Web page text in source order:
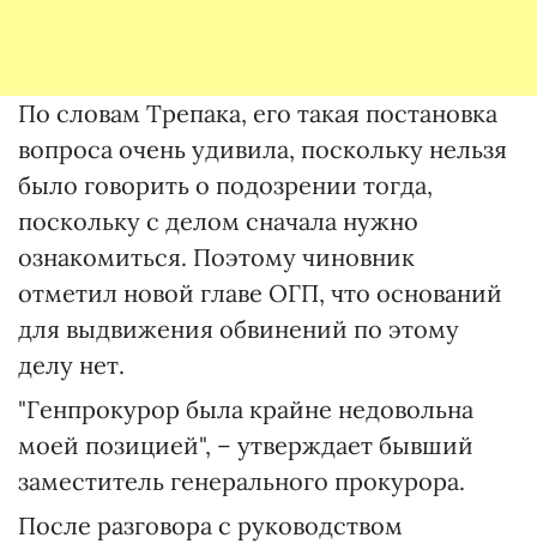
По словам Трепака, его такая постановка
вопроса очень удивила, поскольку нельзя
было говорить о подозрении тогда,
поскольку с делом сначала нужно
ознакомиться. Поэтому чиновник
отметил новой главе ОГП, что оснований
для выдвижения обвинений по этому
делу нет.
"Генпрокурор была крайне недовольна
моей позицией", – утверждает бывший
заместитель генерального прокурора.
После разговора с руководством